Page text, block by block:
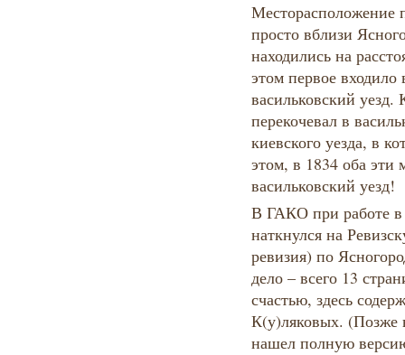
Месторасположение
просто вблизи
находились на
этом первое входило
васильковский
перекочевал в
киевского уезда, в
этом, в 1834 оба эти
васильковский уезд!
В ГАКО при работе в
наткнулся на
ревизия) по
дело – всего 13
счастью, здесь
К(у)ляковых. (Позже
нашел полную